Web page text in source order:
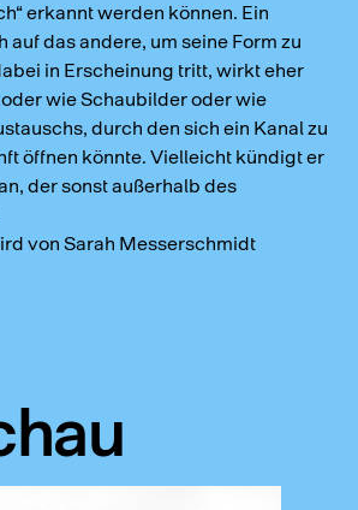
erkannt werden können. Ein
auf das andere, um seine Form zu
in Erscheinung tritt, wirkt eher
wie Schaubilder oder wie
durch den sich ein Kanal zu
öffnen könnte. Vielleicht kündigt er
der sonst außerhalb des
von Sarah Messerschmidt